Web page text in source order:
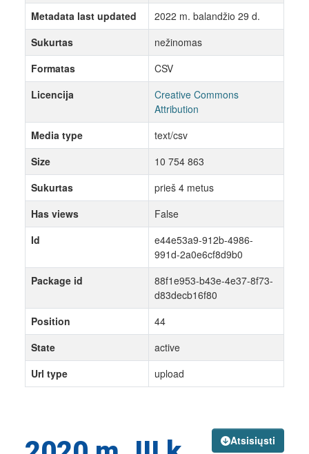
Atsisiųsti
Metadata last updated
2022 m. balandžio 29 d.
Sukurtas
nežinomas
Formatas
CSV
Licencija
Creative Commons
Attribution
Media type
text/csv
Size
10 754 863
Sukurtas
prieš 4 metus
Has views
False
Id
e44e53a9-912b-4986-
991d-2a0e6cf8d9b0
Package id
88f1e953-b43e-4e37-8f73-
d83decb16f80
Position
44
State
active
Url type
upload